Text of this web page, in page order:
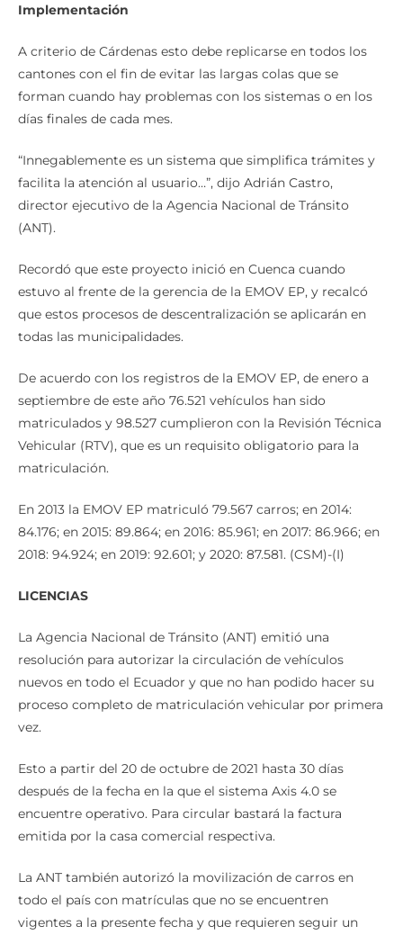
Implementación
A criterio de Cárdenas esto debe replicarse en todos los
cantones con el fin de evitar las largas colas que se
forman cuando hay problemas con los sistemas o en los
días finales de cada mes.
“Innegablemente es un sistema que simplifica trámites y
facilita la atención al usuario…”, dijo Adrián Castro,
director ejecutivo de la Agencia Nacional de Tránsito
(ANT).
Recordó que este proyecto inició en Cuenca cuando
estuvo al frente de la gerencia de la EMOV EP, y recalcó
que estos procesos de descentralización se aplicarán en
todas las municipalidades.
De acuerdo con los registros de la EMOV EP, de enero a
septiembre de este año 76.521 vehículos han sido
matriculados y 98.527 cumplieron con la Revisión Técnica
Vehicular (RTV), que es un requisito obligatorio para la
matriculación.
En 2013 la EMOV EP matriculó 79.567 carros; en 2014:
84.176; en 2015: 89.864; en 2016: 85.961; en 2017: 86.966; en
2018: 94.924; en 2019: 92.601; y 2020: 87.581. (CSM)-(I)
LICENCIAS
La Agencia Nacional de Tránsito (ANT) emitió una
resolución para autorizar la circulación de vehículos
nuevos en todo el Ecuador y que no han podido hacer su
proceso completo de matriculación vehicular por primera
vez.
Esto a partir del 20 de octubre de 2021 hasta 30 días
después de la fecha en la que el sistema Axis 4.0 se
encuentre operativo. Para circular bastará la factura
emitida por la casa comercial respectiva.
La ANT también autorizó la movilización de carros en
todo el país con matrículas que no se encuentren
vigentes a la presente fecha y que requieren seguir un